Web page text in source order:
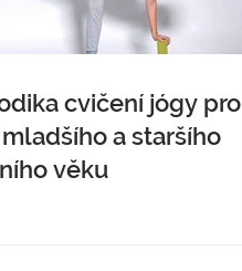
cvičení jógy pro
a staršího
věku